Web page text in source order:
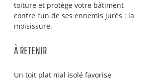
toiture et protège votre bâtiment
contre l’un de ses ennemis jurés : la
moisissure.
À RETENIR
Un toit plat mal isolé favorise